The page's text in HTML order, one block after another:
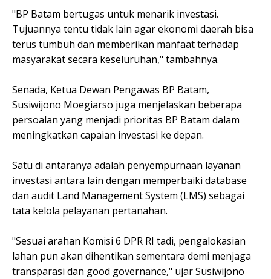
"BP Batam bertugas untuk menarik investasi.
Tujuannya tentu tidak lain agar ekonomi daerah bisa
terus tumbuh dan memberikan manfaat terhadap
masyarakat secara keseluruhan," tambahnya.
Senada, Ketua Dewan Pengawas BP Batam,
Susiwijono Moegiarso juga menjelaskan beberapa
persoalan yang menjadi prioritas BP Batam dalam
meningkatkan capaian investasi ke depan.
Satu di antaranya adalah penyempurnaan layanan
investasi antara lain dengan memperbaiki database
dan audit Land Management System (LMS) sebagai
tata kelola pelayanan pertanahan.
"Sesuai arahan Komisi 6 DPR RI tadi, pengalokasian
lahan pun akan dihentikan sementara demi menjaga
transparasi dan good governance," ujar Susiwijono